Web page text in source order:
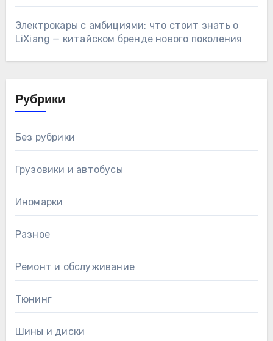
Электрокары с амбициями: что стоит знать о
LiXiang — китайском бренде нового поколения
Рубрики
Без рубрики
Грузовики и автобусы
Иномарки
Разное
Ремонт и обслуживание
Тюнинг
Шины и диски